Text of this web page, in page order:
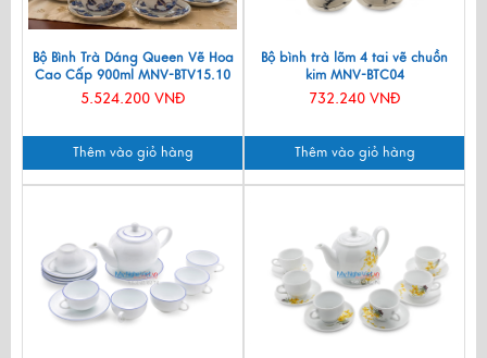
Bộ Bình Trà Dáng Queen Vẽ Hoa
Cao Cấp 900ml MNV-BTV15.10
5.524.200 VNĐ
Thêm vào giỏ hàng
Bộ bình trà lõm 4 tai vẽ chuồn
kim MNV-BTC04
732.240 VNĐ
Thêm vào giỏ hàng